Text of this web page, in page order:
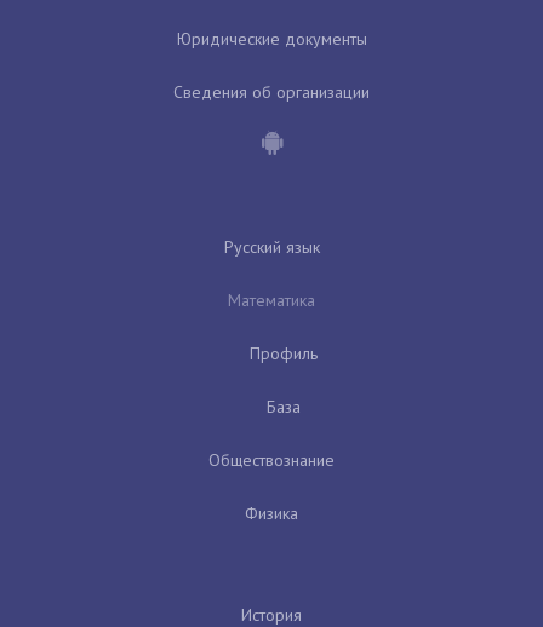
Юридические документы
Сведения об организации
Русский язык
Математика
Профиль
База
Обществознание
Физика
История